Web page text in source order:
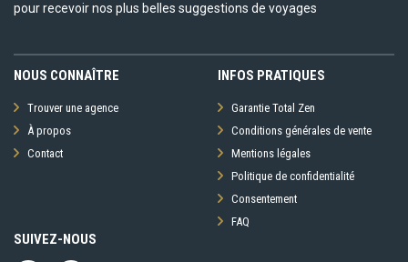
pour recevoir nos plus belles suggestions de voyages
NOUS CONNAÎTRE
Trouver une agence
À propos
Contact
INFOS PRATIQUES
Garantie Total Zen
Conditions générales de vente
Mentions légales
Politique de confidentialité
Consentement
FAQ
SUIVEZ-NOUS